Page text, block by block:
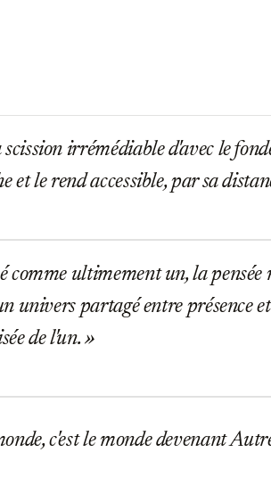
irrémédiable d'avec le
et le rend accessible, par sa
comme ultimement un, la pensée
univers partagé entre présence
de l'un.
c'est le monde devenant